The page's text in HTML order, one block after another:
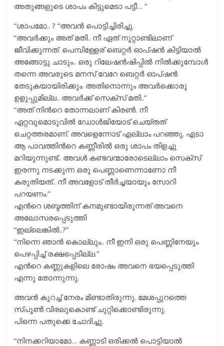
അതുങ്ങളുടെ ശാപം കിട്ടുമെടാ പട്ടീ… “
“ശാപമോ.. ? “അവന്‍ പൊട്ടിച്ചിരിച്ചു.
“അവര്‍ക്കും അത് മതി.. നീ ഏത് നൂറ്റാണ്ടിലാണ്
ജീവിക്കുന്നത്. പെമ്പിള്ളേര് ബെറ്റര്‍ ഓപ്ഷന്‍ കിട്ടിയാല്‍
അങ്ങോട്ടു ചാടും.. ഒരു റിലേഷന്‍ഷിപ്പില്‍ നില്‍ക്കുമ്പോള്‍
തന്നെ അവരുടെ മനസ് വേറേ ബെറ്റര്‍ ഓപ്ഷന്‍
തേടുകയായിരിക്കും. അതിനൊന്നും അവര്‍ക്കൊരു
ഉളുപ്പുമില്ല.. അവര്‍ക്ക് സെക്സ് മതി..”
“അത് നിന്‍റെ തോന്നലാണ് കിരണ്‍. നീ
ഏറ്റവുമൊടുവില്‍ ഡോള്‍ജിയോട് ചെയ്തത്
ചെറ്റത്തരമാണ്. അവളെന്നോട് എല്ലാം പറഞ്ഞു. എടാ
ആ പാവത്തിന്‍റെ കണ്ണീരില്‍ ഒരു ശാപം തിളച്ചു
മറിയുന്നുണ്ട്.. അവള്‍ കണ്ടവന്മാരോടെല്ലാം സെക്സ്
ഇരന്നു നടക്കുന്ന ഒരു പെണ്ണാണെന്നാണോ നീ
കരുതിയത്.. നീ അവളോട് തീര്‍ച്ചയായും സോറി
പറയണം.”
എന്‍റെ ശബ്ദത്തിന് കനമുണ്ടായിരുന്നത് അവനെ
അലോസരപ്പെടുത്തി
“ഇല്ലെങ്കില്‍..?”
“നിന്നെ ഞാന്‍ കൊല്ലും.. നീ ഇനി ഒരു പെണ്ണിനേയും
പെഴപ്പിച്ച് രക്ഷപ്പെടില്ല.”
എന്‍റെ കണ്ണുകളിലെ രോഷം അവനെ ഭയപ്പെടുത്തി
എന്നു തോന്നുന്നു.
അവൻ കുറച്ച് നേരം മിണ്ടാതിരുന്നു. മേശപ്പുറത്തെ
സ്പൂൺ വിരലുകൊണ്ട് ചുറ്റിക്കൊണ്ടിരുന്നു.
പിന്നെ പതുക്കെ ചോദിച്ചു.
“നിനക്കറിയാമോ… കണ്ണാടി ഒരിക്കൽ പൊട്ടിയാൽ